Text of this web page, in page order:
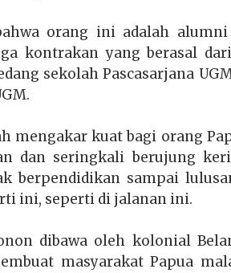
orang ini adalah
kontrakan yang berasal
sekolah Pascasarjana
mengakar kuat bagi orang
dan seringkali berujung
berpendidikan sampai
ini, seperti di jalanan ini.
dibawa oleh kolonial
masyarakat Papua